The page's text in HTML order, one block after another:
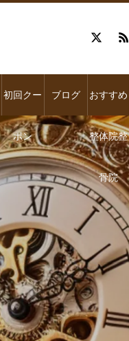
初回クー
ポン
ブログ おすすめ
整体院整
骨院